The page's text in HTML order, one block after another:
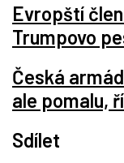
Evropští
Trumpovo
Česká
ale pomalu,
Sdílet